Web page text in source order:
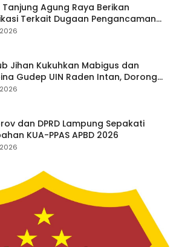
Tanjung Agung Raya Berikan
Terkait Dugaan Pengancaman
Yang Berujung Laporan ke
Jihan Kukuhkan Mabigus dan
Gudep UIN Raden Intan, Dorong
Karakter Generasi Muda
dan DPRD Lampung Sepakati
KUA-PPAS APBD 2026